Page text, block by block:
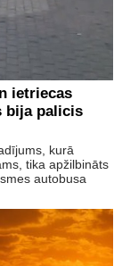
ietriecas
bija palicis
kurā
tika apžilbināts
autobusa